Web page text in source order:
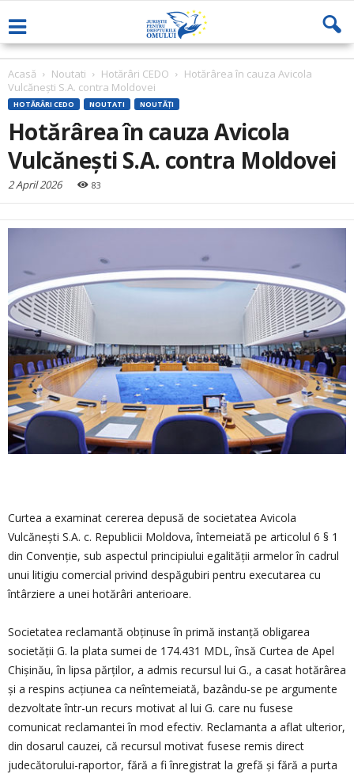
Acasă Noutati Hotărâri CEDO
Hotărârea în cauza Avicola
Vulcănești S.A. contra Moldovei
HOTĂRÂRI CEDO NOUTATI NOUTĂȚI
Hotărârea în cauza Avicola
Vulcănești S.A. contra Moldovei
2 April 2026 83
Curtea a examinat cererea depusă de societatea Avicola
Vulcănești S.A. c. Republicii Moldova, întemeiată pe articolul 6 § 1
din Convenție, sub aspectul principiului egalității armelor în cadrul
unui litigiu comercial privind despăgubiri pentru executarea cu
întârziere a unei hotărâri anterioare.
Societatea reclamantă obținuse în primă instanță obligarea
societății G. la plata sumei de 174.431 MDL, însă Curtea de Apel
Chișinău, în lipsa părților, a admis recursul lui G., a casat hotărârea
și a respins acțiunea ca neîntemeiată, bazându-se pe argumente
dezvoltate într-un recurs motivat al lui G. care nu fusese
comunicat reclamantei în mod efectiv. Reclamanta a aflat ulterior,
din dosarul cauzei, că recursul motivat fusese remis direct
judecătorului-raportor, fără a fi înregistrat la grefă și fără a purta